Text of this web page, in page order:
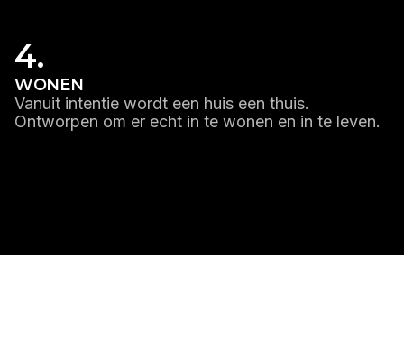
4.
WONEN
Vanuit intentie wordt een huis een thuis.
Ontworpen om er echt in te wonen en in te leven.